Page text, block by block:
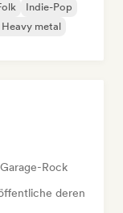
Indie-Pop
metal
Garage-Rock
deren